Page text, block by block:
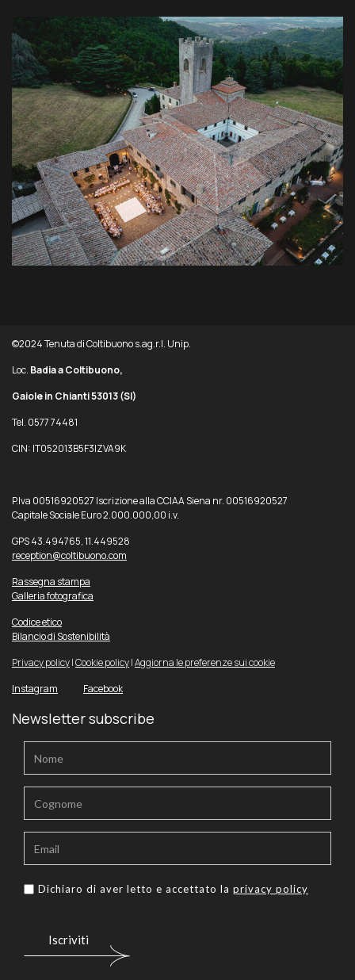
©2024 Tenuta di Coltibuono s.ag.r.l. Unip.
Loc. Badia a Coltibuono,
Gaiole in Chianti 53013(SI)
Tel. 0577 74481
CIN: IT052013B5F3IZVA9K
P.Iva 00516920527 Iscrizione alla CCIAA Siena nr. 00516920527
Capitale Sociale Euro 2.000.000,00 i.v.
GPS 43.494765, 11.449528
reception@coltibuono.com
Rassegna stampa
Galleria fotografica
Codice etico
Bilancio di Sostenibilità
Privacy policy|Cookie policy|Aggiorna le preferenze sui cookie
Instagram
Facebook
Newsletter subscribe